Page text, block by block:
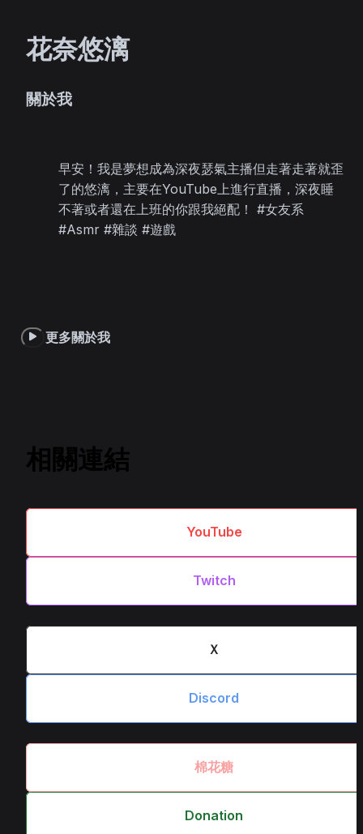
花奈悠漓
關於我
早安！我是夢想成為深夜瑟氣主播但走著走著就歪
了的悠漓，主要在YouTube上進行直播，深夜睡
不著或者還在上班的你跟我絕配！ #女友系
#Asmr #雜談 #遊戲
更多關於我
相關連結
YouTube
Twitch
Ｘ
Discord
棉花糖
Donation